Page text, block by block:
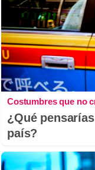
Costumbres que no
¿Qué
país?